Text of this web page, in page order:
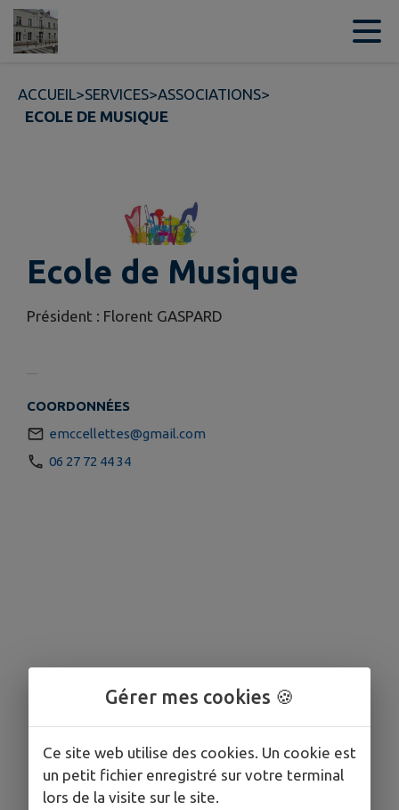
Contenu
ACCUEIL>SERVICES>ASSOCIATIONS>
ECOLE DE MUSIQUE
Ecole de Musique
Président : Florent GASPARD
COORDONNÉES
emccellettes@gmail.com
06 27 72 44 34
Gérer mes cookies 🍪
Ce site web utilise des cookies. Un cookie est
un petit fichier enregistré sur votre terminal
lors de la visite sur le site.